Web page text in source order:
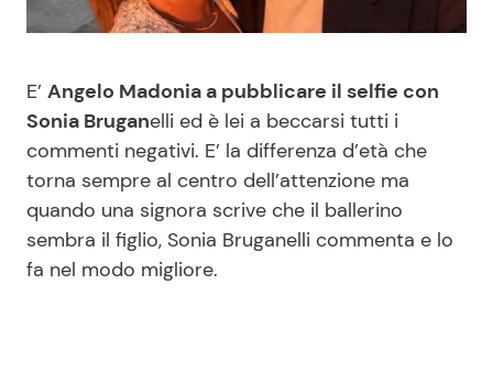
News benessere
Salute
Viaggi e Turismo
Primi Piatti
Ricette Facili e Veloci
Ricette Feste
E’ Angelo Madonia a pubblicare il selfie con
Sonia Bruganelli ed è lei a beccarsi tutti i
commenti negativi. E’ la differenza d’età che
torna sempre al centro dell’attenzione ma
quando una signora scrive che il ballerino
sembra il figlio, Sonia Bruganelli commenta e lo
fa nel modo migliore.